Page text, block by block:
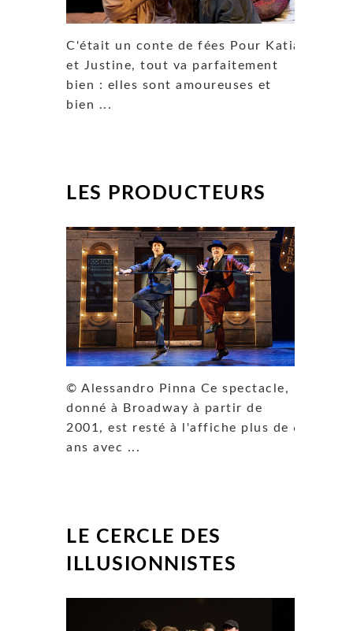
C'était un conte de fées Pour Katia
et Justine, tout va parfaitement
bien : elles sont amoureuses et
bien ...
LES PRODUCTEURS
© Alessandro Pinna Ce spectacle,
donné à Broadway à partir de
2001, est resté à l'affiche plus de 6
ans avec ...
LE CERCLE DES
ILLUSIONNISTES